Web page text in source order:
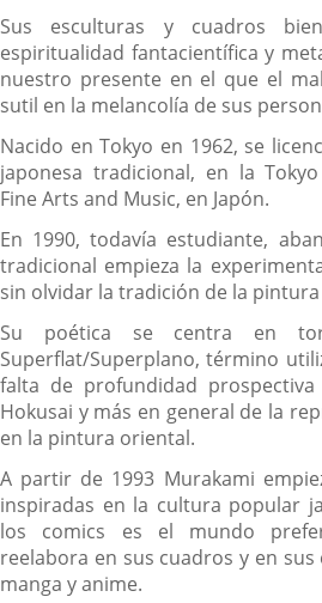
Sus esculturas y cuadros
espiritualidad fantacientífica y
nuestro presente en el que el
sutil en la melancolía de sus
Nacido en Tokyo en 1962, se
japonesa tradicional, en la
Fine Arts and Music, en Japón.
En 1990, todavía estudiante,
tradicional empieza la
sin olvidar la tradición de la
Su poética se centra en
Superflat/Superplano, término
falta de profundidad
Hokusai y más en general de la
en la pintura oriental.
A partir de 1993 Murakami
inspiradas en la cultura popular
los comics es el mundo
reelabora en sus cuadros y en
manga y anime.